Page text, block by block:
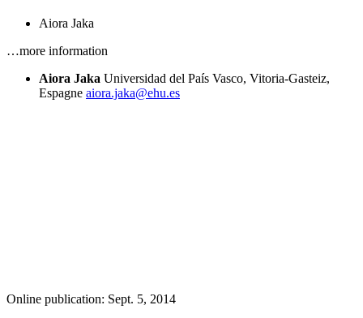
Aiora Jaka
…more information
Aiora Jaka Universidad del País Vasco, Vitoria-Gasteiz,
Espagne aiora.jaka@ehu.es
Online publication: Sept. 5, 2014